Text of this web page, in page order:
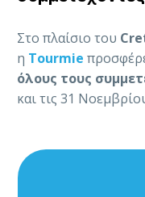
Στο πλαίσιο του
η Tourmie
όλους τους
και τις 31